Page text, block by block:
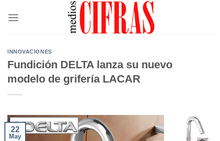
INNOVACIONES
Fundición DELTA lanza su nuevo
modelo de grifería LACAR
22
May